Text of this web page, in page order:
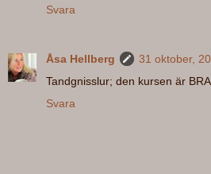
Svara
Åsa Hellberg
31 oktober,
Tandgnisslur; den kursen är
Svara